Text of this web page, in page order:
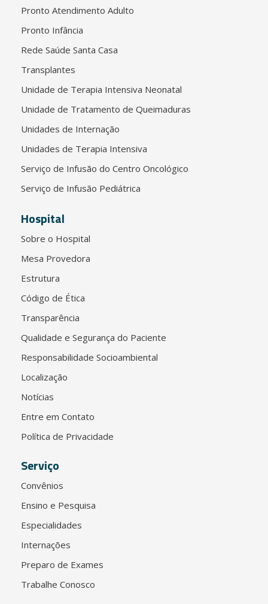
Pronto Atendimento Adulto
Pronto Infância
Rede Saúde Santa Casa
Transplantes
Unidade de Terapia Intensiva Neonatal
Unidade de Tratamento de Queimaduras
Unidades de Internação
Unidades de Terapia Intensiva
Serviço de Infusão do Centro Oncológico
Serviço de Infusão Pediátrica
Hospital
Sobre o Hospital
Mesa Provedora
Estrutura
Código de Ética
Transparência
Qualidade e Segurança do Paciente
Responsabilidade Socioambiental
Localização
Notícias
Entre em Contato
Política de Privacidade
Serviço
Convênios
Ensino e Pesquisa
Especialidades
Internações
Preparo de Exames
Trabalhe Conosco